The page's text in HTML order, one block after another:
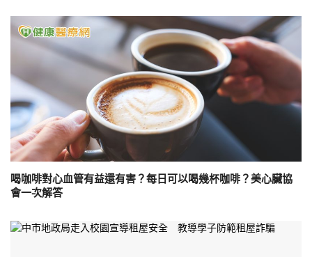
喝咖啡對心血管有益還有害？每日可以喝幾杯咖啡？美心臟協
會一次解答